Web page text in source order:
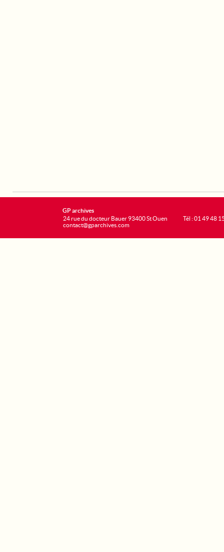
GP archives
24 rue du docteur Bauer 93400 St Ouen
contact@gparchives.com
Tél : 01 49 48